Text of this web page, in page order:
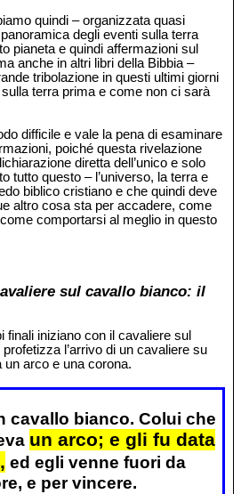
quindi – organizzata quasi
degli eventi sulla terra
pianeta e quindi affermazioni sul
anche in altri libri della Bibbia –
tribolazione in questi ultimi giorni
terra prima e come non ci sarà
difficile e vale la pena di esaminare
poiché questa rivelazione
diretta dell’unico e solo
tutto questo – l’universo, la terra e
biblico cristiano e che quindi deve
altro cosa sta per accadere, come
comportarsi al meglio in questo
sul cavallo bianco: il
finali iniziano con il cavaliere sul
l’arrivo di un cavaliere su
un arco e una corona.
cavallo bianco. Colui che
un arco; e gli fu data
ed egli venne fuori da
e per vincere.